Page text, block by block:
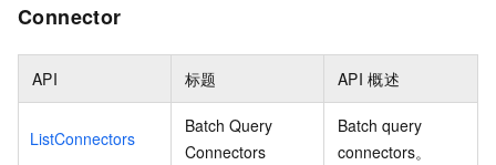
Connector
API 标题 API 概述
ListConnectors
Batch Query
Connectors
Batch query
connectors。